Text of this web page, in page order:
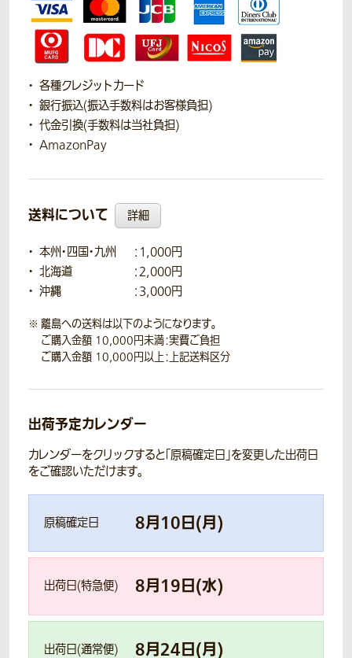
各種クレジットカード
銀行振込(振込手数料はお客様負担)
代金引換(手数料は当社負担)
AmazonPay
送料について 詳細
本州・四国・九州
：1,000円
北海道
：2,000円
沖縄
：3,000円
離島への送料は以下のようになります。
ご購入金額 10,000円未満：実費ご負担
ご購入金額 10,000円以上：上記送料区分
出荷予定カレンダー
カレンダーをクリックすると「原稿確定日」を変更した出荷日
をご確認いただけます。
原稿確定日 8月10日(月)
出荷日(特急便) 8月19日(水)
出荷日(通常便) 8月24日(月)